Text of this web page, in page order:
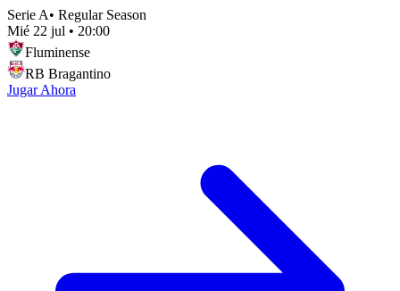
Serie A• Regular Season
Mié 22 jul • 20:00
Fluminense
RB Bragantino
Jugar Ahora